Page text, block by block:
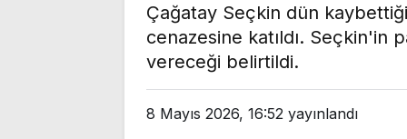
Çağatay Seçkin dün
cenazesine katıldı. Seçkin'in
vereceği belirtildi.
8 Mayıs 2026, 16:52 yayınlandı
kazandıran
araçları belli
Altın, dolar ve
Aylin
Eyüpsultan
Müftülüğü’ne
‘Çocuklarımızı
kutuplaşmanın